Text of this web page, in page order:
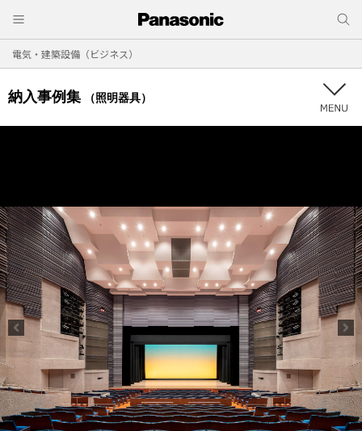
電気・建築設備（ビジネス）
納入事例集 （照明器具）